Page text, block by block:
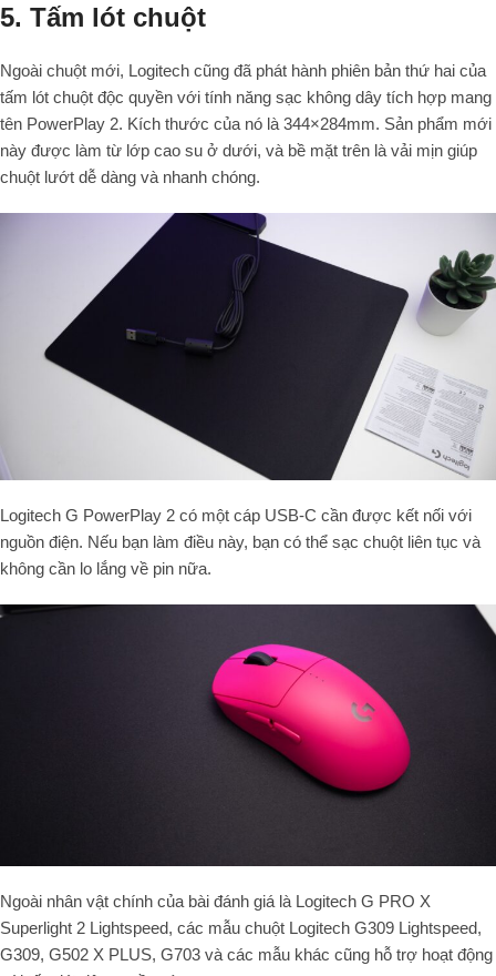
5. Tấm lót chuột
Ngoài chuột mới, Logitech cũng đã phát hành phiên bản thứ hai của
tấm lót chuột độc quyền với tính năng sạc không dây tích hợp mang
tên PowerPlay 2. Kích thước của nó là 344×284mm. Sản phẩm mới
này được làm từ lớp cao su ở dưới, và bề mặt trên là vải mịn giúp
chuột lướt dễ dàng và nhanh chóng.
Logitech G PowerPlay 2 có một cáp USB-C cần được kết nối với
nguồn điện. Nếu bạn làm điều này, bạn có thể sạc chuột liên tục và
không cần lo lắng về pin nữa.
Ngoài nhân vật chính của bài đánh giá là Logitech G PRO X
Superlight 2 Lightspeed, các mẫu chuột Logitech G309 Lightspeed,
G309, G502 X PLUS, G703 và các mẫu khác cũng hỗ trợ hoạt động